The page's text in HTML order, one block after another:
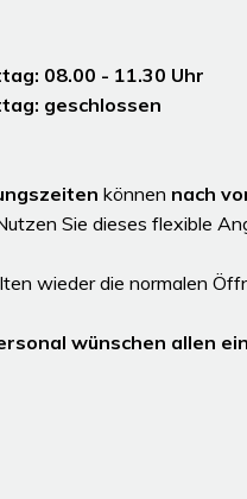
08.00 - 11.30 Uhr
können nach
Sie dieses flexible
wieder die normalen
wünschen allen